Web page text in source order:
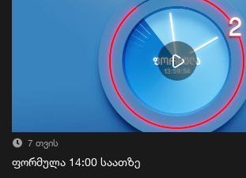
7 თვის
ფორმულა 14:00 საათზე